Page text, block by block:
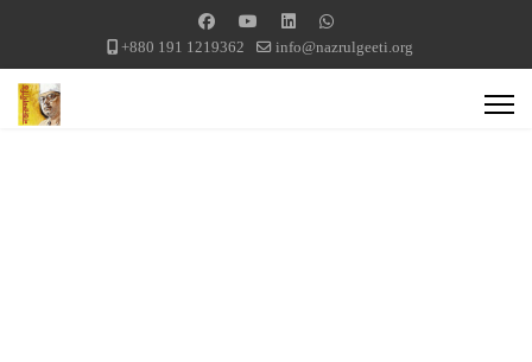
+880 191 1219362 info@nazrulgeeti.org